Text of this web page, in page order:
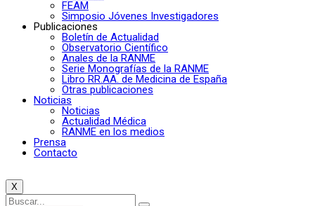
FEAM
Simposio Jóvenes Investigadores
Publicaciones
Boletín de Actualidad
Observatorio Científico
Anales de la RANME
Serie Monografías de la RANME
Libro RR.AA. de Medicina de España
Otras publicaciones
Noticias
Noticias
Actualidad Médica
RANME en los medios
Prensa
Contacto
X